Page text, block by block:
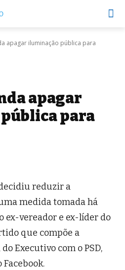
apagar iluminação pública para
apagar
para
reduzir a
medida tomada há
ex-vereador e ex-líder do
que compõe a
Executivo com o PSD,